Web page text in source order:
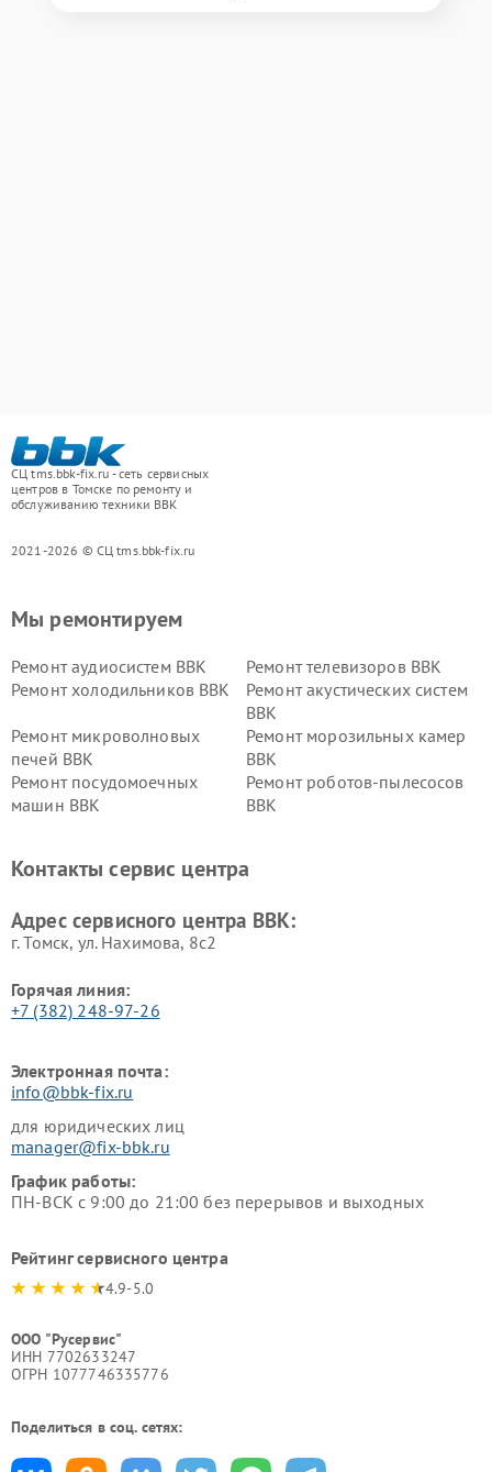
СЦ tms.bbk-fix.ru - сеть сервисных
центров в Томске по ремонту и
обслуживанию техники BBK
2021-2026 © СЦ tms.bbk-fix.ru
Мы ремонтируем
Ремонт аудиосистем BBK
Ремонт телевизоров BBK
Ремонт холодильников BBK
Ремонт акустических систем
BBK
Ремонт микроволновых
печей BBK
Ремонт морозильных камер
BBK
Ремонт посудомоечных
машин BBK
Ремонт роботов-пылесосов
BBK
Ремонт винных шкафов BBK
Контакты сервис центра
Адрес сервисного центра BBK:
г. Томск, ул. Нахимова, 8с2
Горячая линия:
+7 (382) 248-97-26
Электронная почта:
info@bbk-fix.ru
для юридических лиц
manager@fix-bbk.ru
График работы:
ПН-ВСК с 9:00 до 21:00 без перерывов и выходных
Рейтинг сервисного центра
4.9-5.0
ООО "Русервис"
ИНН 7702633247
ОГРН 1077746335776
Поделиться в соц. сетях: